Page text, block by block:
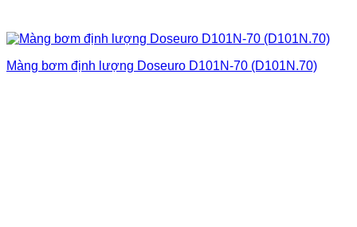
Màng bơm định lượng Doseuro D101N-70 (D101N.70)